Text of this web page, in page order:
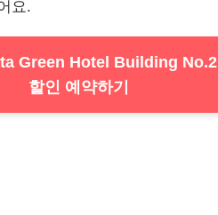
요.
Green Hotel Building No.2
할인 예약하기